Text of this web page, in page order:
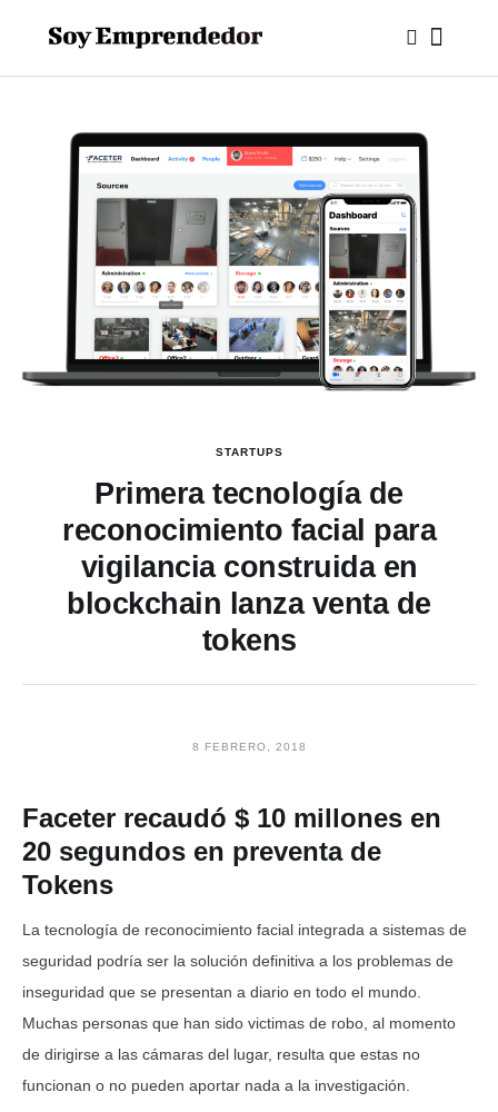
STARTUPS
Primera tecnología de
reconocimiento facial para
vigilancia construida en
blockchain lanza venta de
tokens
8 FEBRERO, 2018
Faceter recaudó $ 10 millones en
20 segundos en preventa de
Tokens
La tecnología de reconocimiento facial integrada a sistemas de
seguridad podría ser la solución definitiva a los problemas de
inseguridad que se presentan a diario en todo el mundo.
Muchas personas que han sido victimas de robo, al momento
de dirigirse a las cámaras del lugar, resulta que estas no
funcionan o no pueden aportar nada a la investigación.